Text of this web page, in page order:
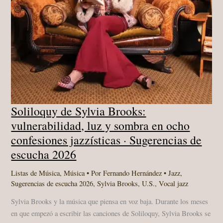
Soliloquy de Sylvia Brooks:
vulnerabilidad, luz y sombra en ocho
confesiones jazzísticas · Sugerencias de
escucha 2026
Listas de Música,Música • PorFernando Hernández•Jazz,
Sugerencias de escucha 2026,Sylvia Brooks,U.S.,Vocal jazz
Sylvia Brooks y la música que piensa en voz baja. Durante los meses
en que empezó a escribir las canciones de Soliloquy, Sylvia Brooks se